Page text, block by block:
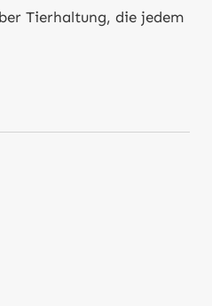
Tierhaltung, die jedem